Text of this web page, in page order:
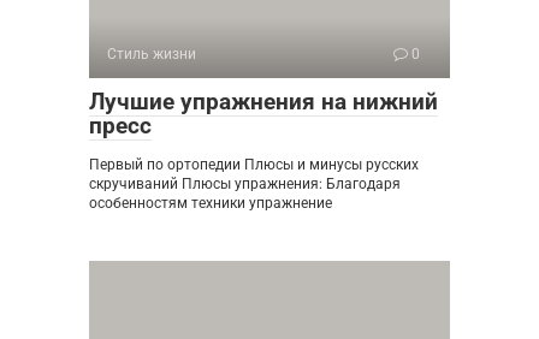
Стиль жизни 0
Лучшие упражнения на нижний
пресс
Первый по ортопедии Плюсы и минусы русских
скручиваний Плюсы упражнения: Благодаря
особенностям техники упражнение